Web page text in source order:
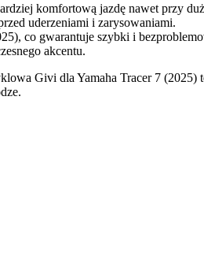
komfortową jazdę nawet przy
uderzeniami i zarysowaniami.
co gwarantuje szybki i
akcentu.
Givi dla Yamaha Tracer 7